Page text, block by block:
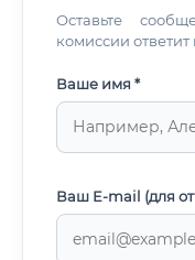
Оставьте
комиссии
Ваше имя *
Ваш E-mail (для